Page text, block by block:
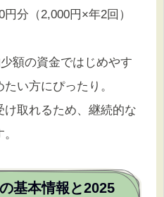
分（2,000円×年2回）
額の資金ではじめやす
い方にぴったり。
取れるため、継続的な
基本情報と2025